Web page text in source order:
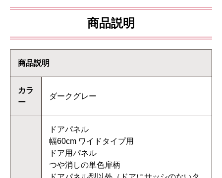
商品説明
商品説明
カラ
ー
ダークグレー
ドアパネル
幅60cm ワイドタイプ用
ドア用パネル
つや消しの単色扉柄